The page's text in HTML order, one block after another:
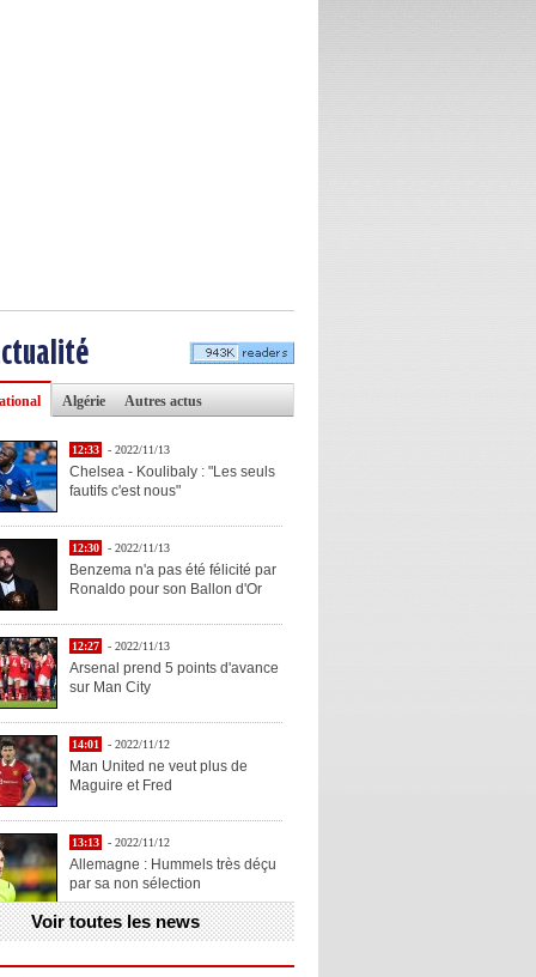
Algérie Autres actus
12:33 - 2022/11/13
Chelsea - Koulibaly : "Les seuls
fautifs c'est nous"
12:30 - 2022/11/13
Benzema n'a pas été félicité par
Ronaldo pour son Ballon d'Or
12:27 - 2022/11/13
Arsenal prend 5 points d'avance
sur Man City
14:01 - 2022/11/12
Man United ne veut plus de
Maguire et Fred
13:13 - 2022/11/12
Allemagne : Hummels très déçu
par sa non sélection
13:11 - 2022/11/12
Henry explique la chose qu'il
Voir toutes les news